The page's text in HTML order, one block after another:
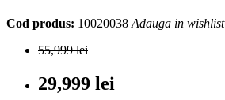
Cod produs: 10020038 Adauga in wishlist
55,999 lei
29,999 lei